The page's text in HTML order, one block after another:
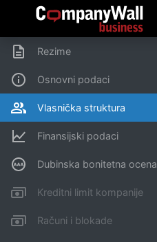
Rezime
Osnovni podaci
Vlasnička struktura
Finansijski podaci
Dubinska bonitetna ocena
Kreditni limit kompanije
Računi i blokade